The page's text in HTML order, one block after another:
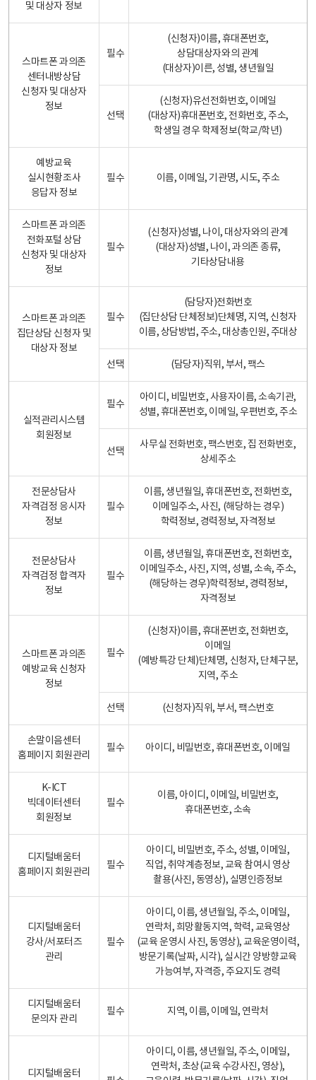
및 대상자 정보
스마트폰 과의존
센터내방상담
신청자 및 대상자
정보
필수
(신청자)이름, 휴대폰번호,
상담대상자와의 관계
(대상자)이른, 성별, 생년월일
선택
(신청자)유선전화번호, 이메일
(대상자)휴대폰번호, 전화번호, 주소,
학생일 경우 학제정보(학교/학년)
예방교육
실시현황조사
응답자 정보
필수 이름, 이메일, 기관명, 시도, 주소
스마트폰 과의존
전화포털 상담
신청자 및 대상자
정보
필수
(신청자)성별, 나이, 대상자와의 관계
(대상자)성별, 나이, 과의존 종류,
기타상담내용
스마트폰 과의존
집단상담 신청자 및
대상자 정보
필수
(담당자)전화번호
(집단상담 단체정보)단체명, 지역, 신청자
이름, 상담방법, 주소, 대상총인원, 주대상
선택 (담당자)직위, 부서, 팩스
실적관리시스템
회원정보
필수
아이디, 비밀번호, 사용자이름, 소속기관,
성별, 휴대폰번호, 이메일, 우편번호, 주소
선택
사무실 전화번호, 팩스번호, 집 전화번호,
상세주소
전문상담사
자격검정 응시자
정보
필수
이름, 생년월일, 휴대폰번호, 전화번호,
이메일주소, 사진, (해당하는 경우)
학력정보, 경력정보, 자격정보
전문상담사
자격검정 합격자
정보
필수
이름, 생년월일, 휴대폰번호, 전화번호,
이메일주소, 사진, 지역, 성별, 소속, 주소,
(해당하는 경우)학력정보, 경력정보,
자격정보
스마트폰 과의존
예방교육 신청자
정보
필수
(신청자)이름, 휴대폰번호, 전화번호,
이메일
(예방특강 단체)단체명, 신청자, 단체구분,
지역, 주소
선택 (신청자)직위, 부서, 팩스번호
손말이음센터
홈페이지 회원관리
필수 아이디, 비밀번호, 휴대폰번호, 이메일
K-ICT
빅데이터센터
회원정보
필수
이름, 아이디, 이메일, 비밀번호,
휴대폰번호, 소속
디지털배움터
홈페이지 회원관리
필수
아이디, 비밀번호, 주소, 성별, 이메일,
직업, 취약계층정보, 교육 참여시 영상
촬용(사진, 동영상), 실명인증정보
디지털배움터
강사/서포터즈
관리
필수
아이디, 이름, 생년월일, 주소, 이메일,
연락처, 희망활동지역, 학력, 교육영상
(교육 운영시 사진, 동영상), 교육운영이력,
방문기록(날짜, 시각), 실시간 양방향교육
가능여부, 자격증, 주요지도 경력
디지털배움터
문의자 관리
필수 지역, 이름, 이메일, 연락처
디지털배움터
아이디, 이름, 생년월일, 주소, 이메일,
연락처, 초상(교육 수강사진, 영상),